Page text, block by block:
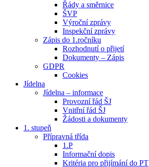
Řády a směrnice
ŠVP
Výroční zprávy
Inspekční zprávy
Zápis do 1.ročníku
Rozhodnutí o přijetí
Dokumenty – Zápis
GDPR
Cookies
Jídelna
Jídelna – informace
Provozní řád ŠJ
Vnitřní řád ŠJ
Žádosti a dokumenty
1. stupeň
Přípravná třída
1.P
Informační dopis
Kritéria pro přijímání do PT